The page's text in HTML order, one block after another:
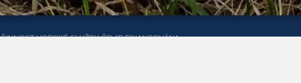
ČINNOST HORSKÉ SLUŽBY ČR JE FINANCOVÁNA